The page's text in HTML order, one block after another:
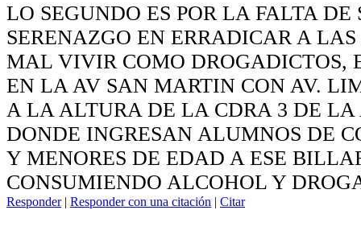
LO SEGUNDO ES POR LA FALTA DE
SERENAZGO EN ERRADICAR A
MAL VIVIR COMO DROGADICTOS,
EN LA AV SAN MARTIN CON AV.
A LA ALTURA DE LA CDRA 3 DE
DONDE INGRESAN ALUMNOS DE
Y MENORES DE EDAD A ESE
CONSUMIENDO ALCOHOL Y
Responder| Responder con una citación | Citar